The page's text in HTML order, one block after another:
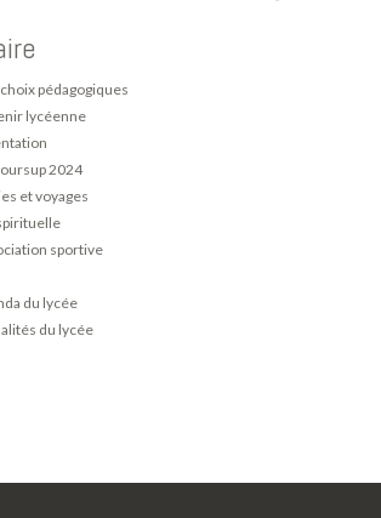
pédagogiques
lycéenne
2024
et voyages
sportive
du lycée
du lycée